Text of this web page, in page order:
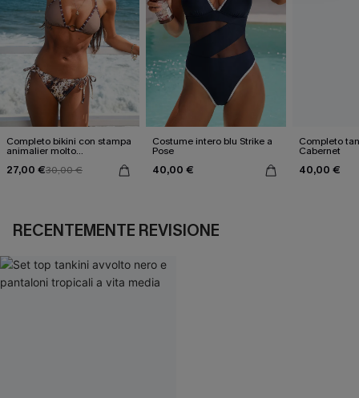
Completo bikini con stampa
animalier molto
27,00 €30,00 €
Costume intero blu Strike a
Pose
40,00 €
Completo
Cabernet
40,00 €
RECENTEMENTE REVISIONE